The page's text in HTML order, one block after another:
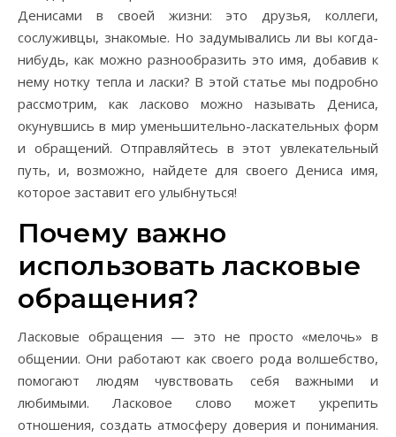
Денисами в своей жизни: это друзья, коллеги,
сослуживцы, знакомые. Но задумывались ли вы когда-
нибудь, как можно разнообразить это имя, добавив к
нему нотку тепла и ласки? В этой статье мы подробно
рассмотрим, как ласково можно называть Дениса,
окунувшись в мир уменьшительно-ласкательных форм
и обращений. Отправляйтесь в этот увлекательный
путь, и, возможно, найдете для своего Дениса имя,
которое заставит его улыбнуться!
Почему важно
использовать ласковые
обращения?
Ласковые обращения — это не просто «мелочь» в
общении. Они работают как своего рода волшебство,
помогают людям чувствовать себя важными и
любимыми. Ласковое слово может укрепить
отношения, создать атмосферу доверия и понимания.